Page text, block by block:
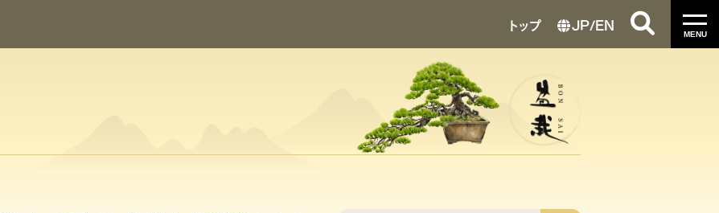
MENU
トップ JP/EN